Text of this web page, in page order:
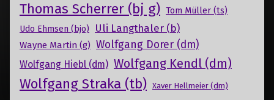
Thomas Scherrer (bj g) Tom Müller (ts)
Udo Ehmsen (bjo)
Uli Langthaler (b)
Wayne Martin (g) Wolfgang Dorer (dm)
Wolfgang Hiebl (dm) Wolfgang Kendl (dm)
Wolfgang Straka (tb) Xaver Hellmeier (dm)